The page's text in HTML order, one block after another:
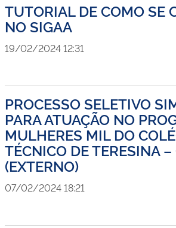
TUTORIAL DE COMO SE
NO SIGAA
19/02/2024 12:31
PROCESSO SELETIVO
PARA ATUAÇÃO NO
MULHERES MIL DO
TÉCNICO DE TERESINA
(EXTERNO)
07/02/2024 18:21